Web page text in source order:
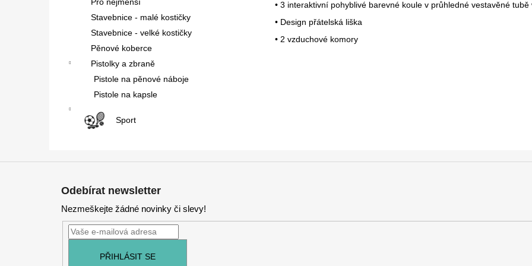
Stavebnice - malé kostičky
Stavebnice - velké kostičky
Pěnové koberce
Pistolky a zbraně
Pistole na pěnové náboje
Pistole na kapsle
Sport
• 3 interaktivní pohyblivé barevné koule v průhledné vestavěné tubě
• Design přátelská liška
• 2 vzduchové komory
Odebírat newsletter
Nezmeškejte žádné novinky či slevy!
PŘIHLÁSIT SE